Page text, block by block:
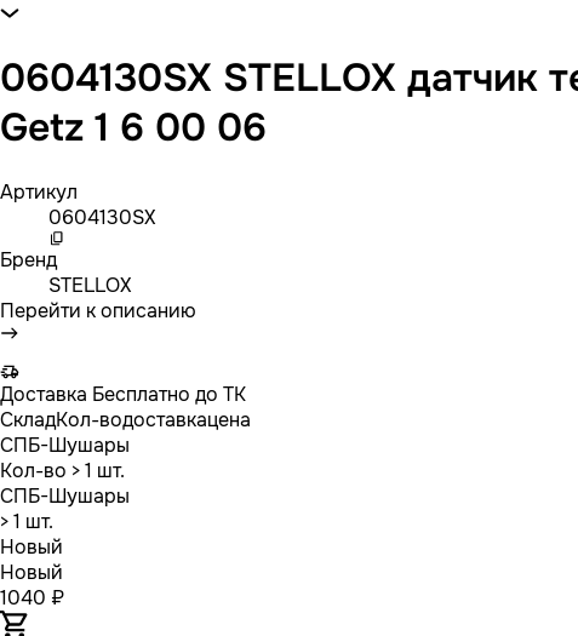
0604130SX STELLOX
Getz 1 6 00 06
Артикул
0604130SX
Бренд
STELLOX
Перейти к описанию
Доставка Бесплатно до ТК
СкладКол-водоставкацена
СПБ-Шушары
Кол-во > 1 шт.
СПБ-Шушары
> 1 шт.
Новый
Новый
1040 ₽